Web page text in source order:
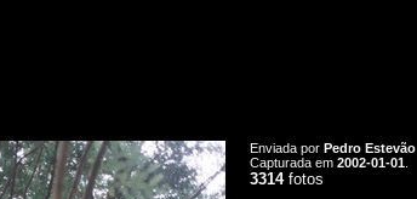
Enviada por Pedro Estevão
Capturada em 2002-01-01
3314fotos